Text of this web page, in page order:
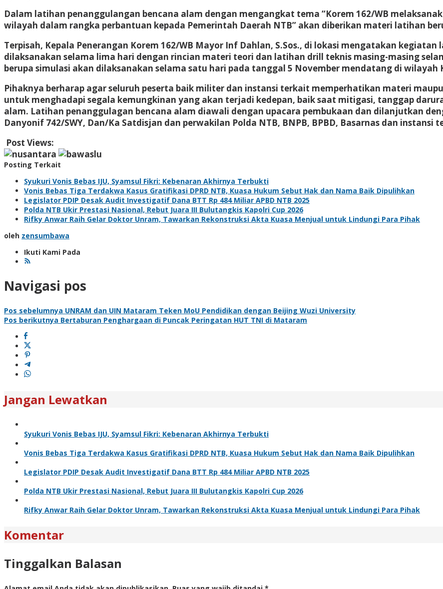
Dalam latihan penanggulangan bencana alam dengan mengangkat tema “Korem 162/WB
wilayah dalam rangka perbantuan kepada Pemerintah Daerah NTB” akan diberikan materi latihan
Terpisah, Kepala Penerangan Korem 162/WB Mayor Inf Dahlan, S.Sos., di lokasi mengatakan
dilaksanakan selama lima hari dengan rincian materi teori dan latihan drill teknis masing-masing
berupa simulasi akan dilaksanakan selama satu hari pada tanggal 5 November mendatang di wilayah
Pihaknya berharap agar seluruh peserta baik militer dan instansi terkait memperhatikan materi
untuk menghadapi segala kemungkinan yang akan terjadi kedepan, baik saat mitigasi, tanggap
alam. Latihan penanggulagan bencana alam diawali dengan upacara pembukaan dan dilanjutkan
Danyonif 742/SWY, Dan/Ka Satdisjan dan perwakilan Polda NTB, BNPB, BPBD, Basarnas dan instansi
Post Views:
Posting Terkait
Syukuri Vonis Bebas IJU, Syamsul Fikri: Kebenaran Akhirnya Terbukti
Vonis Bebas Tiga Terdakwa Kasus Gratifikasi DPRD NTB, Kuasa Hukum Sebut Hak dan Nama Baik Dipulihkan
Legislator PDIP Desak Audit Investigatif Dana BTT Rp 484 Miliar APBD NTB 2025
Polda NTB Ukir Prestasi Nasional, Rebut Juara III Bulutangkis Kapolri Cup 2026
Rifky Anwar Raih Gelar Doktor Unram, Tawarkan Rekonstruksi Akta Kuasa Menjual untuk Lindungi Para Pihak
oleh zensumbawa
Ikuti Kami Pada
Navigasi pos
Pos sebelumnya UNRAM dan UIN Mataram Teken MoU Pendidikan dengan Beijing Wuzi University
Pos berikutnya Bertaburan Penghargaan di Puncak Peringatan HUT TNI di Mataram
Jangan Lewatkan
Syukuri Vonis Bebas IJU, Syamsul Fikri: Kebenaran Akhirnya Terbukti
Vonis Bebas Tiga Terdakwa Kasus Gratifikasi DPRD NTB, Kuasa Hukum Sebut Hak dan Nama Baik Dipulihkan
Legislator PDIP Desak Audit Investigatif Dana BTT Rp 484 Miliar APBD NTB 2025
Polda NTB Ukir Prestasi Nasional, Rebut Juara III Bulutangkis Kapolri Cup 2026
Rifky Anwar Raih Gelar Doktor Unram, Tawarkan Rekonstruksi Akta Kuasa Menjual untuk Lindungi Para Pihak
Komentar
Tinggalkan Balasan